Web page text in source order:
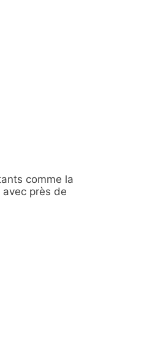
comme la
près de